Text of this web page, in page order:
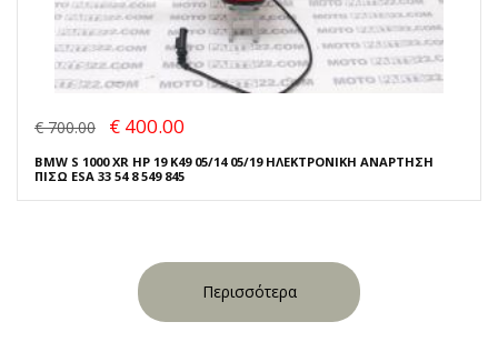
€ 700.00 € 400.00
BMW S 1000 XR HP 19 K49 05/14 05/19 ΗΛΕΚΤΡΟΝΙΚΗ ΑΝΑΡΤΗΣΗ
ΠΙΣΩ ESA 33 54 8 549 845
Περισσότερα